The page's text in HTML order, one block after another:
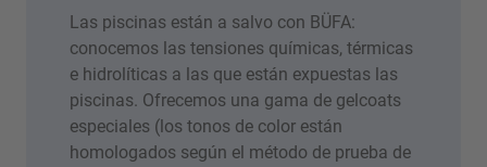
Las piscinas están a salvo con BÜFA:
conocemos las tensiones químicas, térmicas
e hidrolíticas a las que están expuestas las
piscinas. Ofrecemos una gama de gelcoats
especiales (los tonos de color están
homologados según el método de prueba de